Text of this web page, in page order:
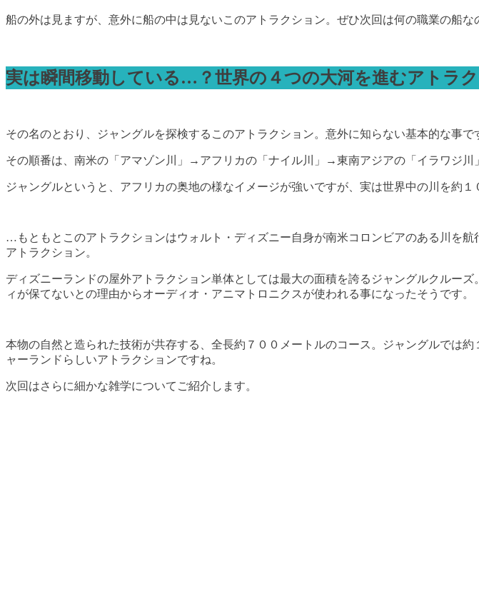
船の外は見ますが、意外に船の中は見ないこのアトラクション。ぜひ次回は何の職業の船な
実は瞬間移動している…？世界の４つの大河を進むアトラク
その名のとおり、ジャングルを探検するこのアトラクション。意外に知らない基本的な事
その順番は、南米の「アマゾン川」→アフリカの「ナイル川」→東南アジアの「イラワジ川
ジャングルというと、アフリカの奥地の様なイメージが強いですが、実は世界中の川を約
…もともとこのアトラクションはウォルト・ディズニー自身が南米コロンビアのある川を
アトラクション。
ディズニーランドの屋外アトラクション単体としては最大の面積を誇るジャングルクルー
ィが保てないとの理由からオーディオ・アニマトロニクスが使われる事になったそうです。
本物の自然と造られた技術が共存する、全長約７００メートルのコース。ジャングルでは
ャーランドらしいアトラクションですね。
次回はさらに細かな雑学についてご紹介します。